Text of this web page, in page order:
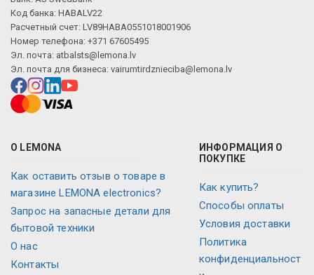
Код банка: HABALV22
Расчетный счет: LV89HABA0551018001906
Номер телефона: +371 67605495
Эл. почта: atbalsts@lemona.lv
Эл. почта для бизнеса: vairumtirdznieciba@lemona.lv
О LEMONA
Как оставить отзыв о товаре в
магазине LEMONA electronics?
Запрос на запасные детали для
бытовой техники
О нас
Контакты
ИНФОРМАЦИЯ О
ПОКУПКЕ
Как купить?
Способы оплаты
Условия доставки
Политика
конфиденциальност